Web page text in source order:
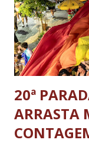
20ª
ARRASTA